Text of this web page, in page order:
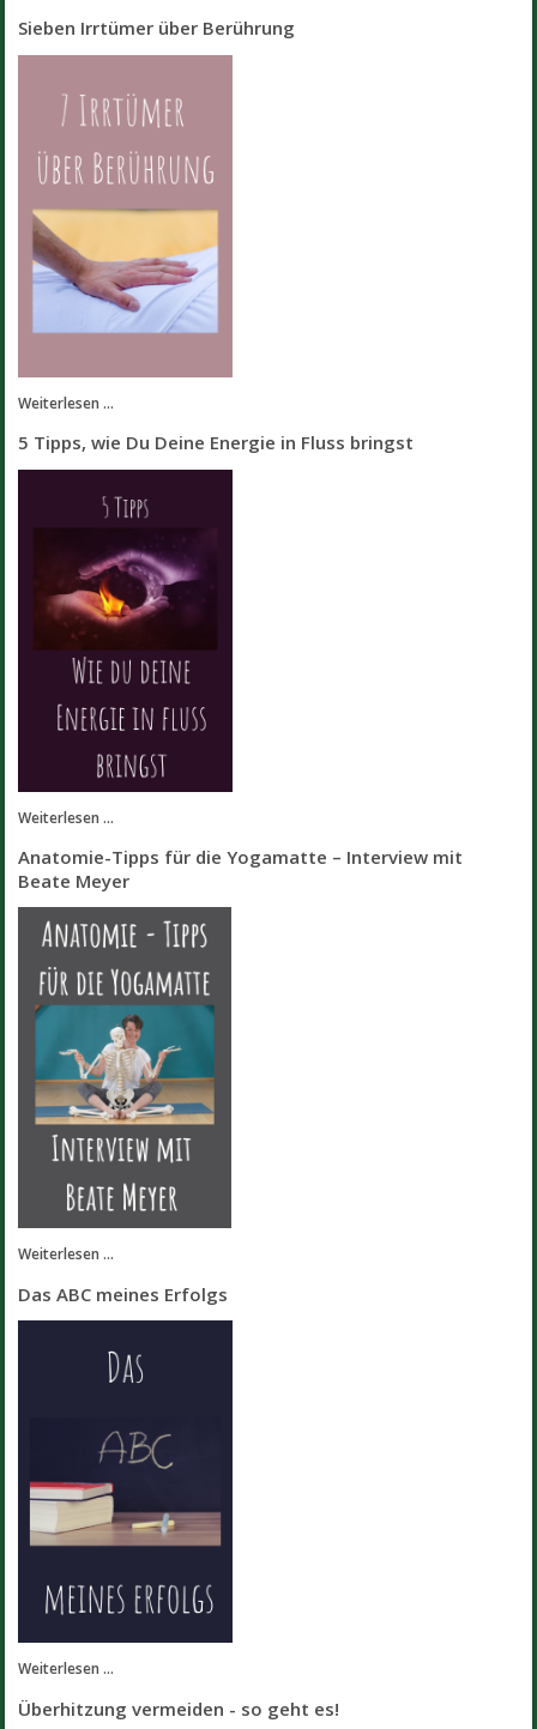
Sieben Irrtümer über Berührung
Weiterlesen ...
5 Tipps, wie Du Deine Energie in Fluss bringst
Weiterlesen ...
Anatomie-Tipps für die Yogamatte – Interview mit
Beate Meyer
Weiterlesen ...
Das ABC meines Erfolgs
Weiterlesen ...
Überhitzung vermeiden - so geht es!